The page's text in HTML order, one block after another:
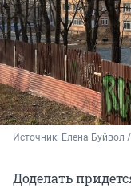
Источник: Елена Буйвол /
Доделать